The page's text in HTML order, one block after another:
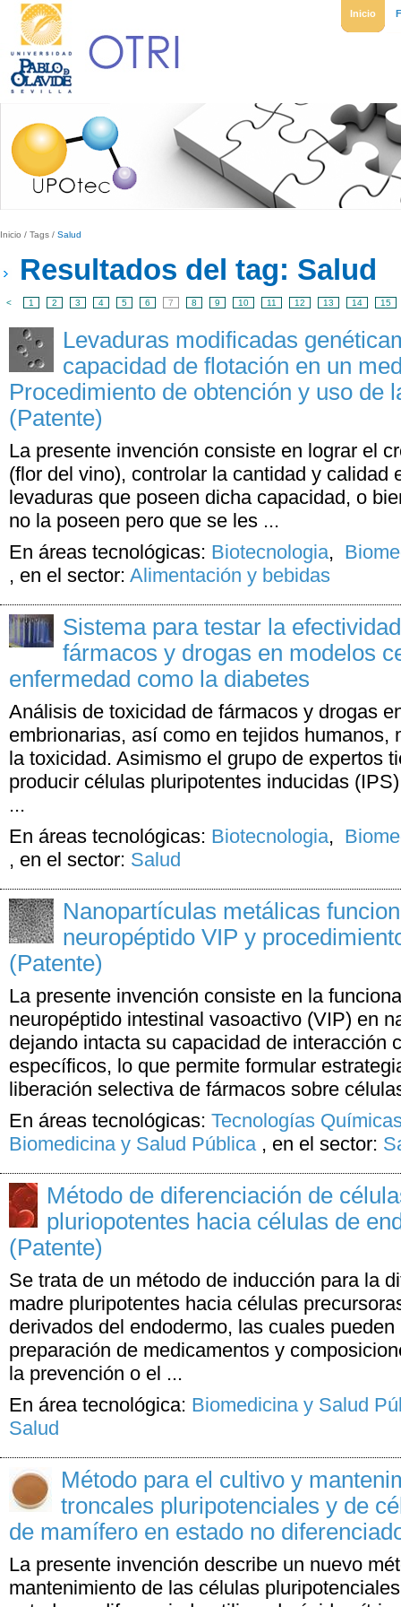
Inicio
Inicio / Tags / Salud
Resultados del tag: Salud
< 1 2 3 4 5 6 7 8 9 10 11 12 13 14 15
Levaduras modificadas
capacidad de flotación en un
Procedimiento de obtención y uso de
(Patente)
La presente invención consiste en lograr el
(flor del vino), controlar la cantidad y calidad
levaduras que poseen dicha capacidad, o
no la poseen pero que se les ...
En áreas tecnológicas: Biotecnologia,
, en el sector: Alimentación y bebidas
Sistema para testar la
fármacos y drogas en modelos
enfermedad como la diabetes
Análisis de toxicidad de fármacos y drogas
embrionarias, así como en tejidos humanos,
la toxicidad. Asimismo el grupo de expertos
producir células pluripotentes inducidas
...
En áreas tecnológicas: Biotecnologia,
, en el sector: Salud
Nanopartículas metálicas
neuropéptido VIP y
(Patente)
La presente invención consiste en la
neuropéptido intestinal vasoactivo (VIP) en
dejando intacta su capacidad de interacción
específicos, lo que permite formular
liberación selectiva de fármacos sobre
En áreas tecnológicas: Tecnologías
Biomedicina y Salud Pública , en el sector:
Método de diferenciación de
pluriopotentes hacia células de
(Patente)
Se trata de un método de inducción para la
madre pluripotentes hacia células
derivados del endodermo, las cuales
preparación de medicamentos y
la prevención o el ...
En área tecnológica: Biomedicina y Salud
Salud
Método para el cultivo y
troncales pluripotenciales y de
de mamífero en estado no
La presente invención describe un nuevo
mantenimiento de las células